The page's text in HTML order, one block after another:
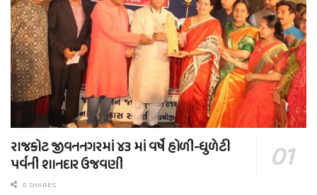
રાજકોટ જીવનનગરમાં ૪૩ માં વર્ષે હોળી-ધુળેટી
પર્વની શાનદાર ઉજવણી
0 SHARES